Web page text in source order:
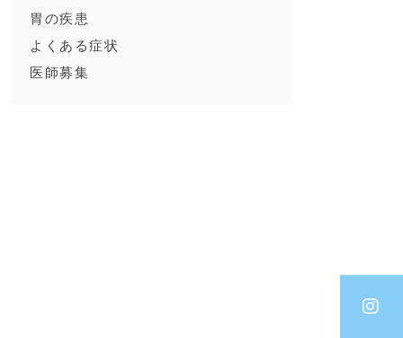
胃の疾患
よくある症状
医師募集